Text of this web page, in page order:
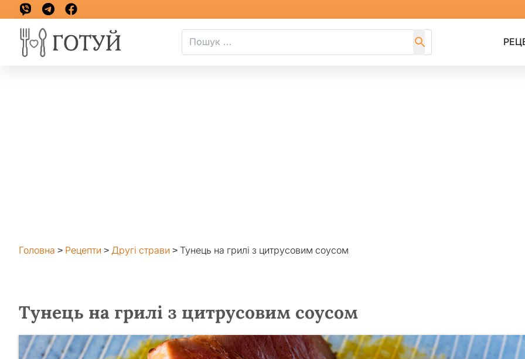
Головна > Рецепти > Другі страви > Тунець на грилі з цитрусовим соусом
Тунець на грилі з цитрусовим соусом